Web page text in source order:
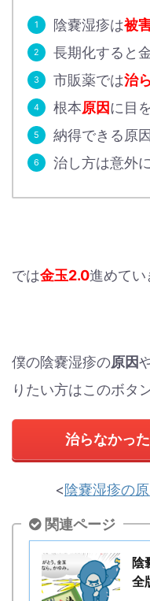
陰嚢湿疹は被
長期化すると
市販薬では治
根本原因に目
納得できる原
治し方は意外に
では金玉2.0進めてい
僕の陰嚢湿疹の原因
りたい方はこのボタ
治らなかっ
<陰嚢湿疹の
関連ページ
陰
全